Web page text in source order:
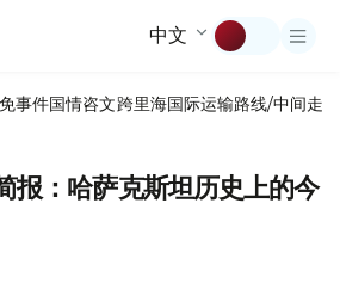
中文
事件国情咨文跨里海国际运输路线/中间走廊
报：哈萨克斯坦历史上的今